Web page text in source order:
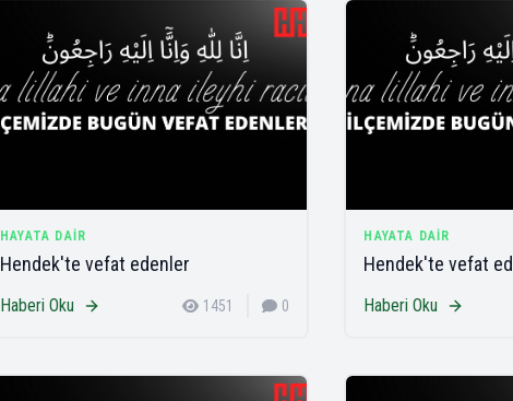
HAYATA DAIR
Hendek'te vefat edenler
Haberi Oku 1451 0
HAYATA DAIR
Hendek'te vefat
Haberi Oku